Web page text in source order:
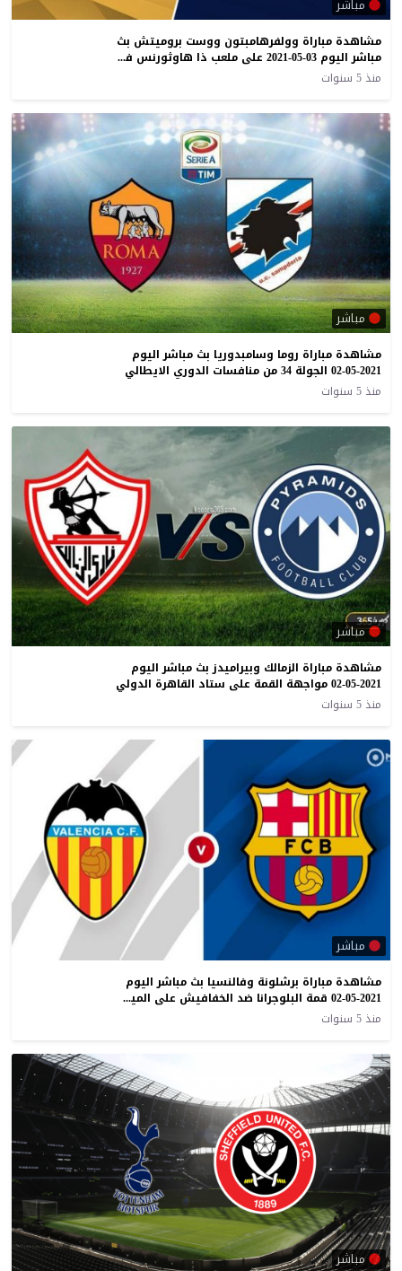
مباشر
مشاهدة مباراة وولفرهامبتون ووست بروميتش بث
مباشر اليوم 03-05-2021 على ملعب ذا هاوثورنس في الدوري الانجليزي
منذ 5 سنوات
مباشر
مشاهدة مباراة روما وسامبدوريا بث مباشر اليوم
02-05-2021 الجولة 34 من منافسات الدوري الايطالي
منذ 5 سنوات
مباشر
مشاهدة مباراة الزمالك وبيراميدز بث مباشر اليوم
02-05-2021 مواجهة القمة على ستاد القاهرة الدولي
منذ 5 سنوات
مباشر
مشاهدة مباراة برشلونة وفالنسيا بث مباشر اليوم
02-05-2021 قمة البلوجرانا ضد الخفافيش على الميستايا
منذ 5 سنوات
مباشر